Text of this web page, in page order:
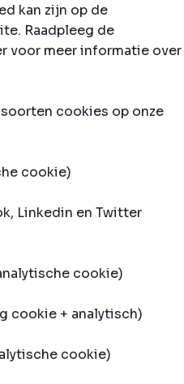
kan zijn op de
Raadpleeg de
voor meer informatie over
cookies op onze
cookie)
Linkedin en Twitter
cookie)
cookie + analytisch)
cookie)